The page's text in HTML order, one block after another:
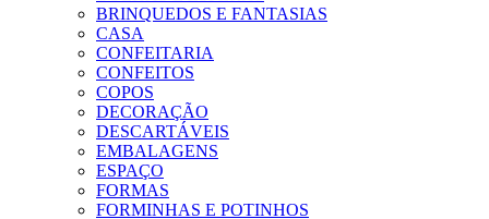
BRINQUEDOS E FANTASIAS
CASA
CONFEITARIA
CONFEITOS
COPOS
DECORAÇÃO
DESCARTÁVEIS
EMBALAGENS
ESPAÇO
FORMAS
FORMINHAS E POTINHOS